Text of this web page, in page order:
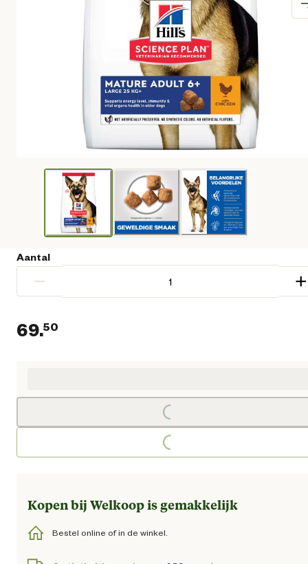
Aantal
− +
69.50
Loading...
Loading...
Kopen bij Welkoop is gemakkelijk
Bestel online of in de winkel.